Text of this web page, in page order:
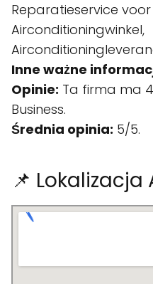
Reparatieservice
Airconditioningwinkel,
Inne ważne
Opinie: Ta firma ma
Business.
Średnia opinia: 5/5.
📌